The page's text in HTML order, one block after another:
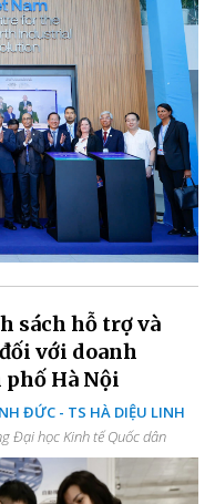
sách hỗ trợ và
với doanh
Hà Nội
ĐỨC - TS HÀ DIỆU LINH
Đại học Kinh tế Quốc dân